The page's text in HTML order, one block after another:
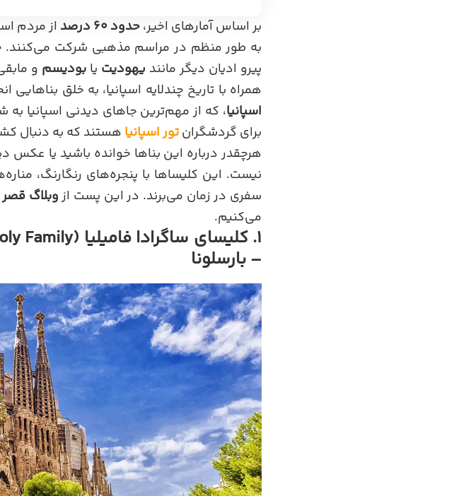
بر اساس آمارهای اخیر،حدود ۶۰ درصد از مردم
به طور منظم در مراسم مذهبی شرکت می‌کنند.
پیرو ادیان دیگر مانند یهودیت یابودیسم و
همراه با تاریخ چندلایه اسپانیا، به خلق
اسپانیا، که از مهم‌ترین جاهای دیدنی اسپانیا
برای گردشگرانتور اسپانیا هستند که به دنبال
هرچقدر درباره این بناها خوانده باشید یا
نیست. این کلیساها با پنجره‌های رنگارنگ،
سفری در زمان می‌برند. در این پست ازوبلاگ
می‌کنیم.
– بارسلونا